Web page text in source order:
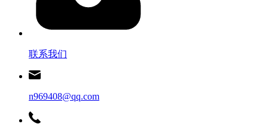
联系我们
n969408@qq.com